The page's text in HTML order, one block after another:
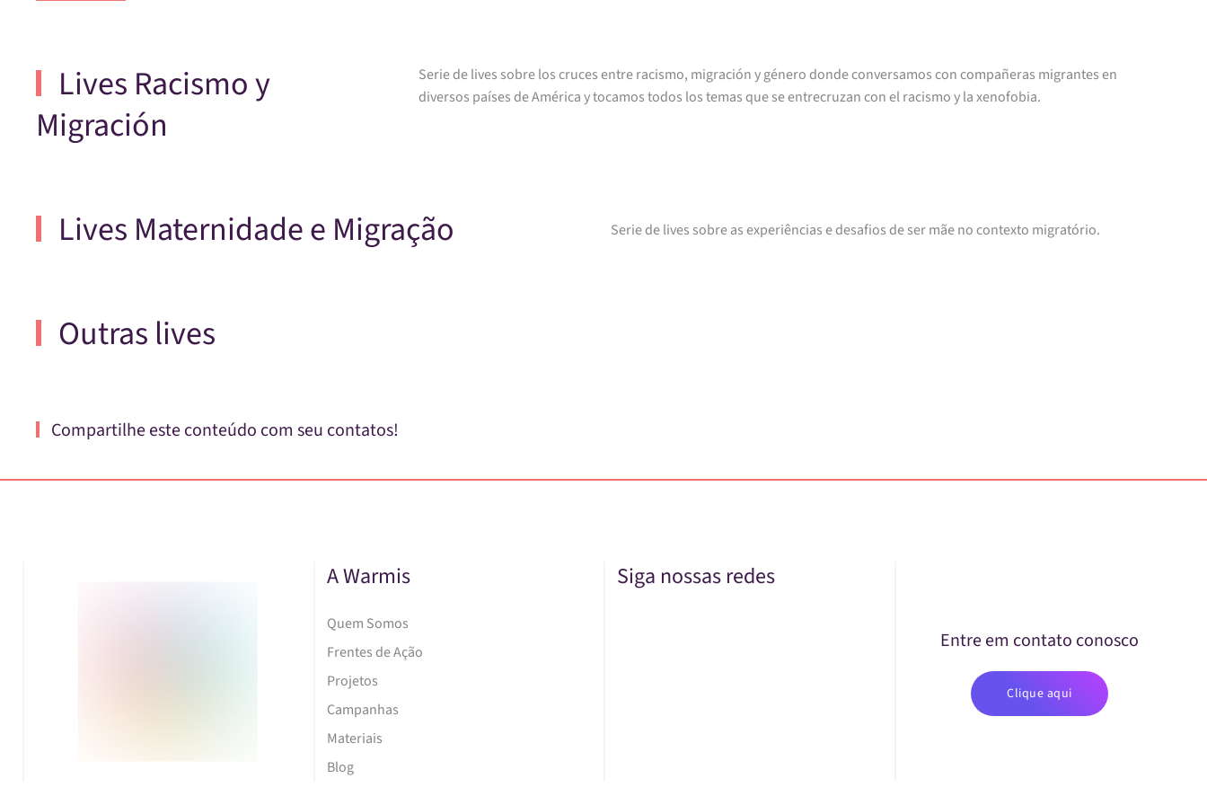
Lives Racismo y
Migración
Serie de lives sobre los cruces entre racismo, migración y género donde conversamos con compañeras migrantes en
diversos países de América y tocamos todos los temas que se entrecruzan con el racismo y la xenofobia.
Lives Maternidade e Migração Serie de lives sobre as experiências e desafios de ser mãe no contexto migratório.
Outras lives
Compartilhe este conteúdo com seu contatos!
A Warmis
Quem Somos
Frentes de Ação
Projetos
Campanhas
Materiais
Blog
Siga nossas redes
Entre em contato conosco
Clique aqui